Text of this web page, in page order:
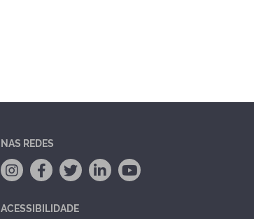
NAS REDES
ACESSIBILIDADE